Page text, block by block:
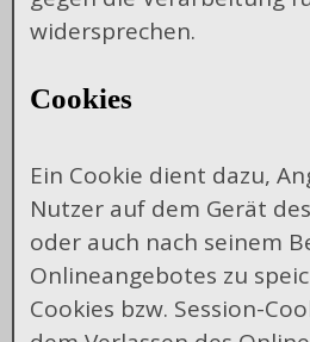
widersprechen.
Cookies
Ein Cookie dient dazu,
Nutzer auf dem Gerät
oder auch nach seinem
Onlineangebotes zu
Cookies bzw. Session-